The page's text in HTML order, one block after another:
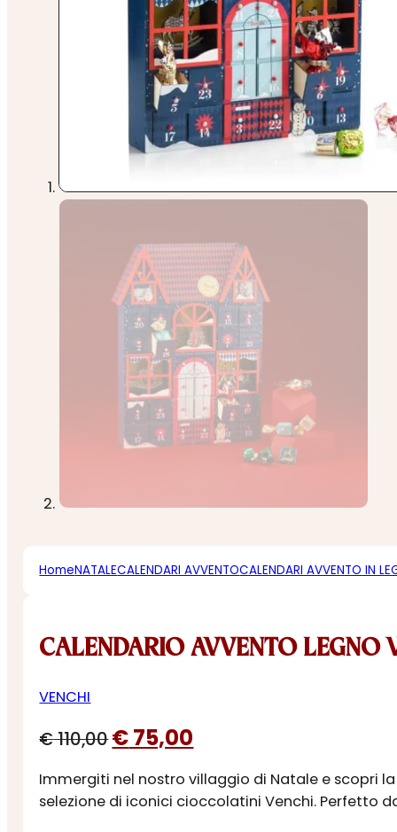
HomeNATALECALENDARI AVVENTOCALENDARI AVVENTO IN
CALENDARIO AVVENTO LEGNO
VENCHI
€110,00Il
originale
era:
€75,00
attuale
è:
Immergiti nel nostro villaggio di Natale e scopri
selezione di iconici cioccolatini Venchi. Perfetto